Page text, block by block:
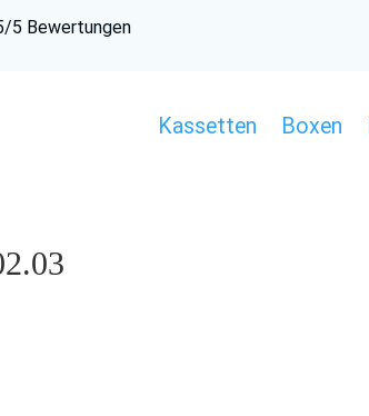
5 Bewertungen
Kassetten Boxen